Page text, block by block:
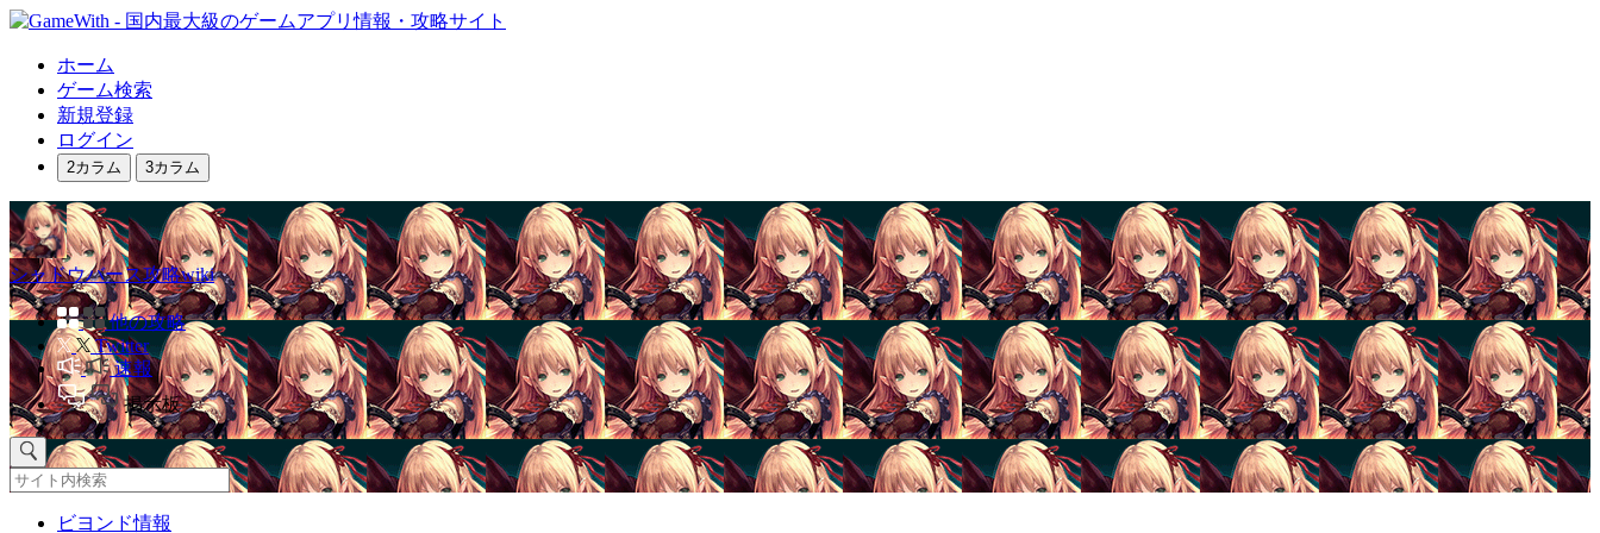
ホーム
ゲーム検索
新規登録
ログイン
2カラム 3カラム
シャドウバース攻略wiki
他の攻略
Twitter
速報
掲示板
ビヨンド情報